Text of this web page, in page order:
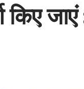
जाएं